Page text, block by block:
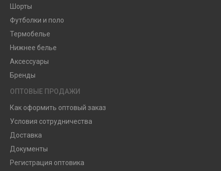
Шорты
Футболки и поло
Термобелье
Нижнее белье
Аксессуары
Бренды
ОПТОВЫЕ ПРОДАЖИ
Как оформить оптовый заказ
Условия сотрудничества
Доставка
Документы
Регистрация оптовика